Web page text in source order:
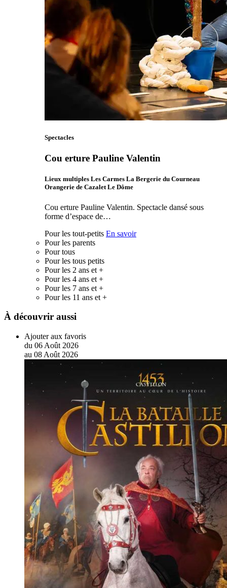
Spectacles
Cou erture Pauline Valentin
Lieux multiples Les Carmes La Bergerie du Courneau
Orangerie de Cazalet Le Dôme
Cou erture Pauline Valentin. Spectacle dansé sous
forme d’espace de…
Pour les tout-petits En savoir
Pour les parents
Pour tous
Pour les tous petits
Pour les 2 ans et +
Pour les 4 ans et +
Pour les 7 ans et +
Pour les 11 ans et +
À découvrir aussi
Ajouter aux favoris
du 06 Août 2026
au 08 Août 2026